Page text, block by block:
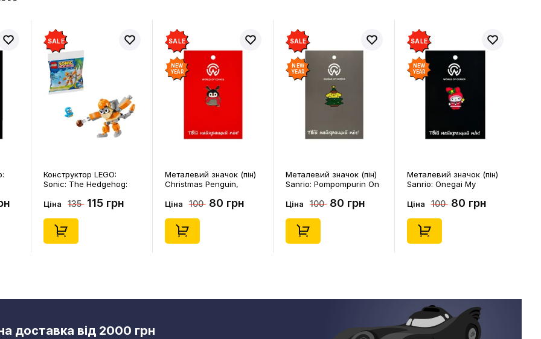
SALE
Конструктор LEGO:
Sonic: The Hedgehog:
Kiki and Flicky, (30676)
Ціна 135 115 грн
SALE
NEW
YEAR
Металевий значок (пін)
Christmas Penguin,
Ціна 100 80 грн
SALE
NEW
YEAR
Металевий значок (пін)
Sanrio: Pompompurin On
Ціна 100 80 грн
SALE
NEW
YEAR
Металевий значок (пін)
Sanrio: Onegai My
Melody, (14543)
Ціна 100 80 грн
доставка від 2000 грн